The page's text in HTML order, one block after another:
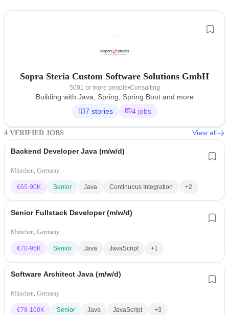
Sopra Steria Custom Software Solutions GmbH
5001 or more people•Consulting
Building with Java, Spring, Spring Boot and more
7 stories
4 jobs
4 VERIFIED JOBS View all
Backend Developer Java (m/w/d)
München, Germany
€65-90K Senior Java Continuous Integration +2
Senior Fullstack Developer (m/w/d)
München, Germany
€70-95K Senior Java JavaScript +1
Software Architect Java (m/w/d)
München, Germany
€78-100K Senior Java JavaScript +3